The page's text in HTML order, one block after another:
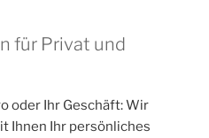
für Privat und
oder Ihr Geschäft: Wir
Ihnen Ihr persönliches